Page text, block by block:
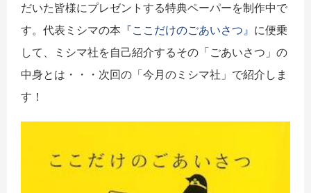
だいた皆様にプレゼントする特典ペーパーを制作中で
す。代表ミシマの本 『ここだけのごあいさつ』 に便乗
して、ミシマ社を自己紹介するその「ごあいさつ」の
中身とは・・・次回の「今月のミシマ社」で紹介しま
す！